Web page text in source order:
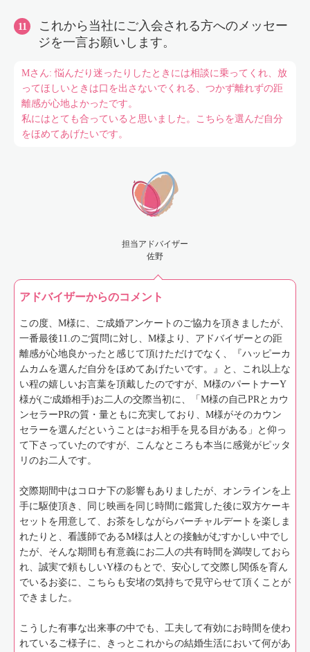
これから当社にご入会される方へのメッセー
ジを一言お願いします。
Mさん: 悩んだり迷ったりしたときには相談に乗ってくれ、放
ってほしいときは口を出さないでくれる、つかず離れずの距
離感が心地よかったです。
私にはとても合っていると思いました。こちらを選んだ自分
をほめてあげたいです。
担当アドバイザー
佐野
アドバイザーからのコメント
この度、M様に、ご成婚アンケートのご協力を頂きましたが、
一番最後11.のご質問に対し、M様より、アドバイザーとの距
離感が心地良かったと感じて頂けただけでなく、『ハッピーカ
ムカムを選んだ自分をほめてあげたいです。』と、これ以上な
い程の嬉しいお言葉を頂戴したのですが、M様のパートナーY
様が(ご成婚相手)お二人の交際当初に、「M様の自己PRとカウ
ンセラーPRの質・量ともに充実しており、M様がそのカウン
セラーを選んだということは=お相手を見る目がある」と仰っ
て下さっていたのですが、こんなところも本当に感覚がピッタ
リのお二人です。
交際期間中はコロナ下の影響もありましたが、オンラインを上
手に駆使頂き、同じ映画を同じ時間に鑑賞した後に双方ケーキ
セットを用意して、お茶をしながらバーチャルデートを楽しま
れたりと、看護師であるM様は人との接触がむすかしい中でし
たが、そんな期間も有意義にお二人の共有時間を満喫しておら
れ、誠実で頼もしいY様のもとで、安心して交際し関係を育ん
でいるお姿に、こちらも安堵の気持ちで見守らせて頂くことが
できました。
こうした有事な出来事の中でも、工夫して有効にお時間を使わ
れているご様子に、きっとこれからの結婚生活において何があ